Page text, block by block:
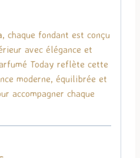
, chaque fondant est conçu
avec élégance et
Today reflète cette
moderne, équilibrée et
accompagner chaque